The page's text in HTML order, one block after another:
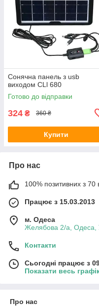
Сонячна панель з usb
виходом CLl 680
Готово до відправки
324 ₴ 360 ₴
Купити
Про нас
100% позитивних з 70
Працює з 15.03.2013
м. Одеса
Желябова 2/а, Одеса,
Контакти
Сьогодні працює з
Показати весь
Про нас